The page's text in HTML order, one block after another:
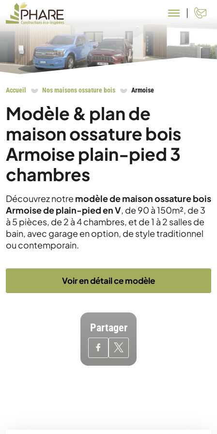
Accueil Nos maisons ossature bois Armoise
Modèle & plan de
maison ossature bois
Armoise plain-pied 3
chambres
Découvrez notre modèle de maison ossature bois
Armoise de plain-pied en V, de 90 à 150m², de 3
à 5 pièces, de 2 à 4 chambres, et de 1 à 2 salles de
bain, avec garage en option, de style traditionnel
ou contemporain.
Voir en détail ce modèle
Partager